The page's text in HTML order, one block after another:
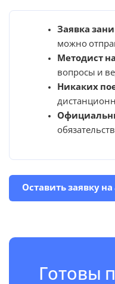
Заявка
можно
Методист
вопросы и
Никаких
Оставить заявку
Готовы